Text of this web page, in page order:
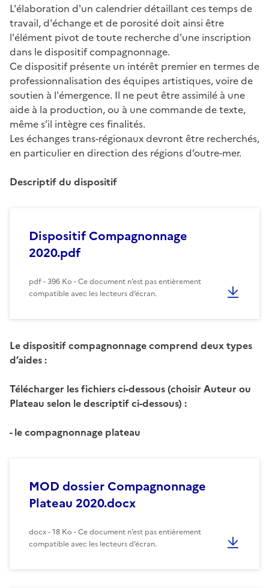
L'élaboration d'un calendrier détaillant ces temps de
travail, d'échange et de porosité doit ainsi être
l'élément pivot de toute recherche d'une inscription
dans le dispositif compagnonnage.
Ce dispositif présente un intérêt premier en termes de
professionnalisation des équipes artistiques, voire de
soutien à l'émergence. Il ne peut être assimilé à une
aide à la production, ou à une commande de texte,
même s’il intègre ces finalités.
Les échanges trans-régionaux devront être recherchés,
en particulier en direction des régions d’outre-mer.
Descriptif du dispositif
Dispositif Compagnonnage
2020.pdf
pdf - 396 Ko - Ce document n’est pas entièrement
compatible avec les lecteurs d’écran.
Le dispositif compagnonnage comprend deux types
d’aides :
Télécharger les fichiers ci-dessous (choisir Auteur ou
Plateau selon le descriptif ci-dessous) :
- le compagnonnage plateau
MOD dossier Compagnonnage
Plateau 2020.docx
docx - 18 Ko - Ce document n’est pas entièrement
compatible avec les lecteurs d’écran.